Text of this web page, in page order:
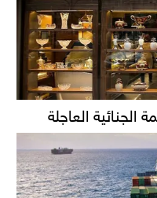
الجنائية العاجلة